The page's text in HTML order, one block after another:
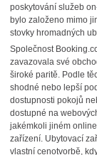
poskytování služeb
bylo založeno mimo
stovky hromadných
Společnost
zavazovala své
široké paritě. Podle
shodné nebo lepší
dostupnosti pokojů
dostupné na
jakémkoli jiném
zařízení. Ubytovací
vlastní cenotvorbě,